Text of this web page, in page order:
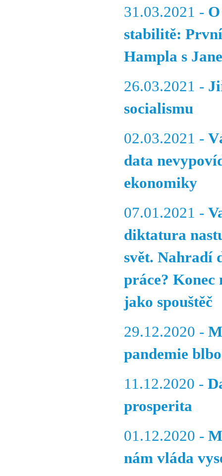
31.03.2021 -
stabilitě:
Hampla s
26.03.2021 -
socialismu
02.03.2021 -
data
ekonomiky
07.01.2021 -
diktatura
svět. Nahradí
práce? Konec
jako spouštěč
29.12.2020 -
pandemie
11.12.2020 -
prosperita
01.12.2020 -
nám vláda